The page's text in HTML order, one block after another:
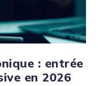
: entrée
en 2026